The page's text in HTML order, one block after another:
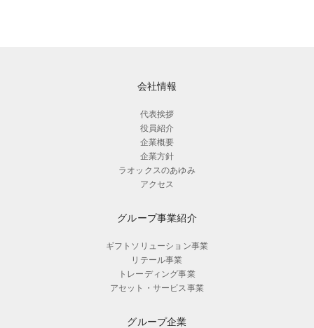
会社情報
代表挨拶
役員紹介
企業概要
企業方針
ラオックスのあゆみ
アクセス
グループ事業紹介
ギフトソリューション事業
リテール事業
トレーディング事業
アセット・サービス事業
グループ企業